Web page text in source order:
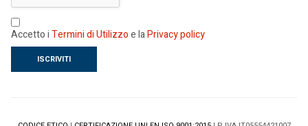
Accetto iTermini di Utilizzoe laPrivacy policy